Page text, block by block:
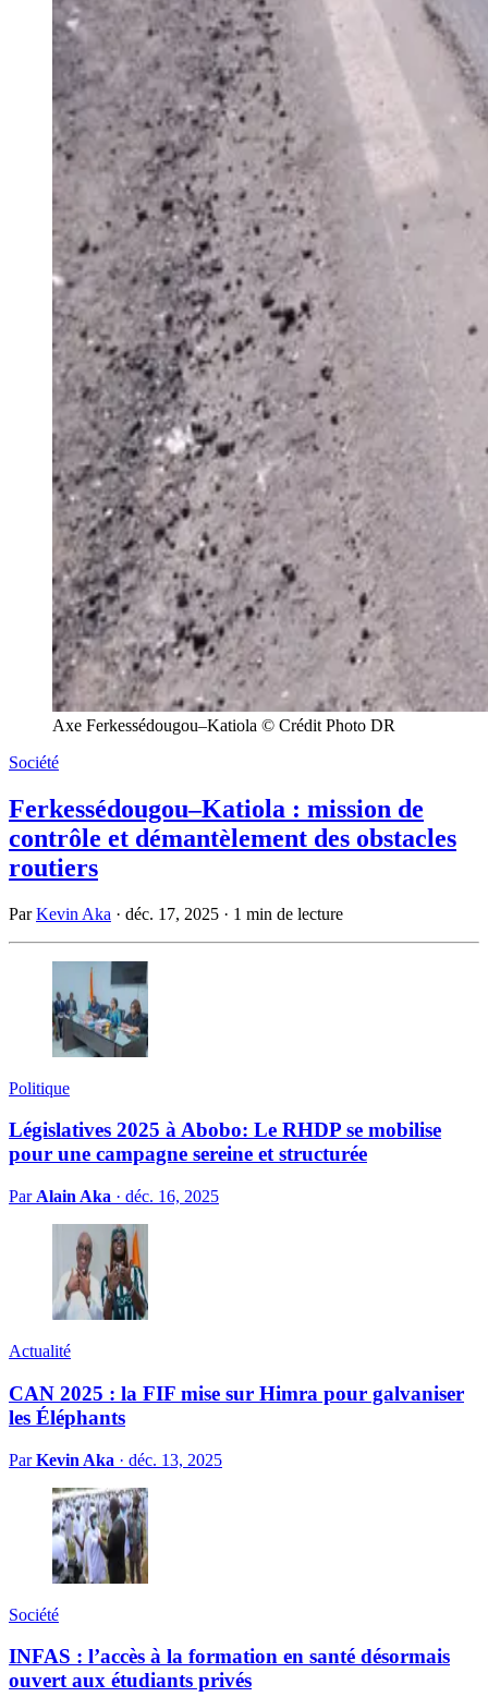
Axe Ferkessédougou–Katiola © Crédit Photo DR
Société
Ferkessédougou–Katiola : mission de
contrôle et démantèlement des obstacles
routiers
ParKevin Aka · déc. 17, 2025 · 1 min de lecture
Politique
Législatives 2025 à Abobo: Le RHDP se mobilise
pour une campagne sereine et structurée
Par Alain Aka · déc. 16, 2025
Actualité
CAN 2025 : la FIF mise sur Himra pour galvaniser
les Éléphants
ParKevin Aka · déc. 13, 2025
Société
INFAS : l’accès à la formation en santé désormais
ouvert aux étudiants privés